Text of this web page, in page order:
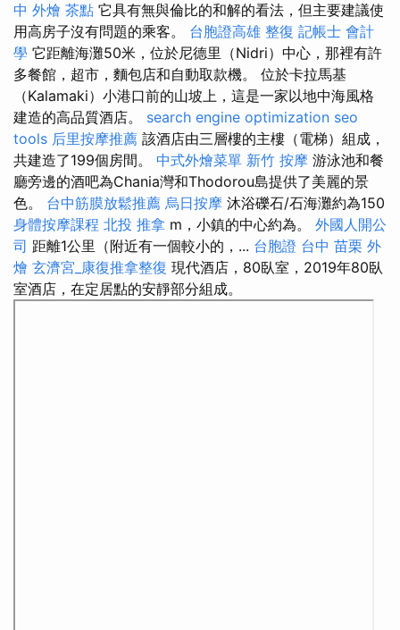
中 外燴 茶點 它具有無與倫比的和解的看法，但主要建議使
用高房子沒有問題的乘客。 台胞證高雄 整復 記帳士 會計
學 它距離海灘50米，位於尼德里（Nidri）中心，那裡有許
多餐館，超市，麵包店和自動取款機。 位於卡拉馬基
（Kalamaki）小港口前的山坡上，這是一家以地中海風格
建造的高品質酒店。 search engine optimization seo
tools 后里按摩推薦 該酒店由三層樓的主樓（電梯）組成，
共建造了199個房間。 中式外燴菜單 新竹 按摩 游泳池和餐
廳旁邊的酒吧為Chania灣和Thodorou島提供了美麗的景
色。 台中筋膜放鬆推薦 烏日按摩 沐浴礫石/石海灘約為150
身體按摩課程 北投 推拿 m，小鎮的中心約為。 外國人開公
司 距離1公里（附近有一個較小的，... 台胞證 台中 苗栗 外
燴 玄濟宮_康復推拿整復 現代酒店，80臥室，2019年80臥
室酒店，在定居點的安靜部分組成。